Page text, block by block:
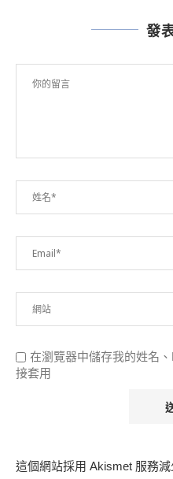
發
在瀏覽器中儲存我的姓名
接套用
這個網站採用 Akismet 服務減